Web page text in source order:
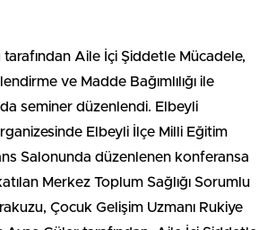
tarafından Aile İçi Şiddetle Mücadele,
ve Madde Bağımlılığı ile
seminer düzenlendi. Elbeyli
Elbeyli İlçe Milli Eğitim
Salonunda düzenlenen konferansa
Merkez Toplum Sağlığı Sorumlu
Çocuk Gelişim Uzmanı Rukiye